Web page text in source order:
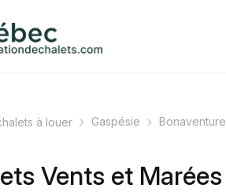
à louer Gaspésie Bonaventure
Vents et Marées